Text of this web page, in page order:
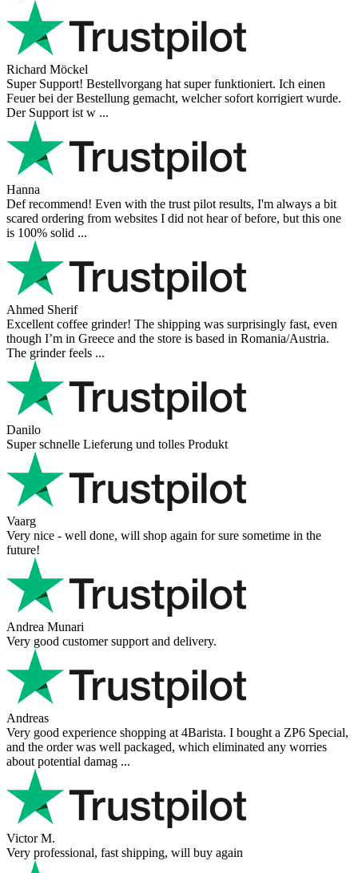
Richard Möckel
Super Support! Bestellvorgang hat super funktioniert. Ich einen
Feuer bei der Bestellung gemacht, welcher sofort korrigiert wurde.
Der Support ist w ...
Hanna
Def recommend! Even with the trust pilot results, I'm always a bit
scared ordering from websites I did not hear of before, but this one
is 100% solid ...
Ahmed Sherif
Excellent coffee grinder! The shipping was surprisingly fast, even
though I’m in Greece and the store is based in Romania/Austria.
The grinder feels ...
Danilo
Super schnelle Lieferung und tolles Produkt
Vaarg
Very nice - well done, will shop again for sure sometime in the
future!
Andrea Munari
Very good customer support and delivery.
Andreas
Very good experience shopping at 4Barista. I bought a ZP6 Special,
and the order was well packaged, which eliminated any worries
about potential damag ...
Victor M.
Very professional, fast shipping, will buy again